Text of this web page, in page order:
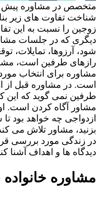
متخصص در مشاوره پیش
شناخت تفاوت های زیر
زوجین را نسبت به این
دیگری که در جلسات
شود، آرزوها، تمایلات،
رازهای طرفین است،
مشاوره برای انتخاب
است. در مشاوره قبل از
طرفین نمی گوید که این
مشاور آگاه کردن است.
ازدواجی چه خواهد بود
بزنید، مشاور تلاش می
در زندگی مورد بررسی
دیدگاه ها و اهداف آشنا
مشاوره